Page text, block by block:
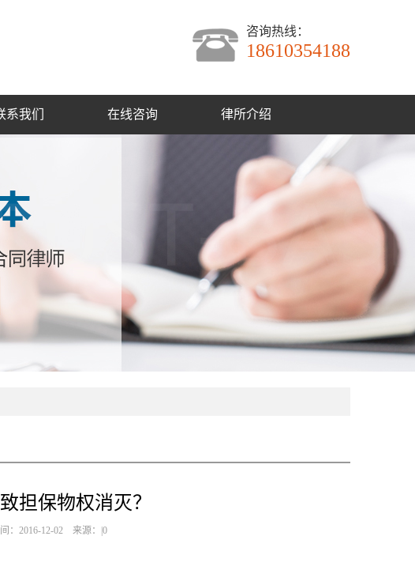
咨询热线：
18610354188
系我们 在线咨询 律所介绍
担保物权消灭？
：2016-12-02 来源：|0